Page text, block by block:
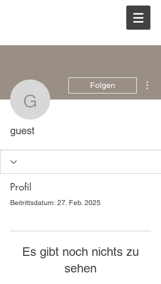
guest
Folgen
guest
Profil
Beitrittsdatum: 27. Feb. 2025
Es gibt noch nichts zu
sehen